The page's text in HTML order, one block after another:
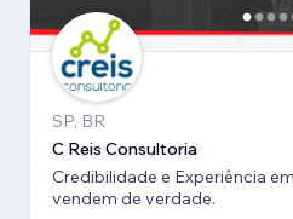
SP, BR
C Reis Consultoria
Credibilidade e Experiência
vendem de verdade.